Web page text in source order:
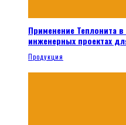
Применение Теплонита
инженерных проектах
Продукция